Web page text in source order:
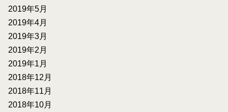
2019年5月
2019年4月
2019年3月
2019年2月
2019年1月
2018年12月
2018年11月
2018年10月